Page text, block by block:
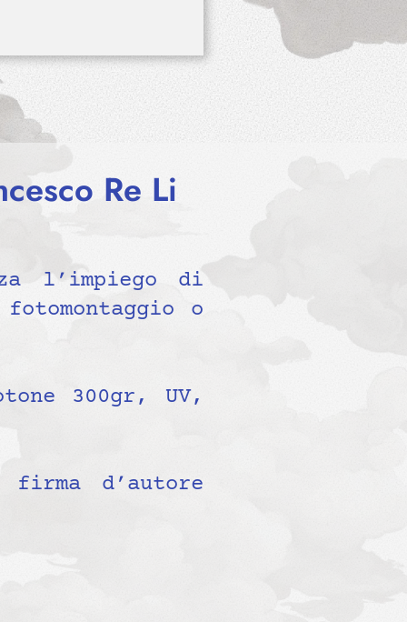
Re Li
l’impiego di
o
300gr, UV,
d’autore